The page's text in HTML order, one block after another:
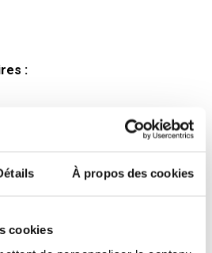
À propos des cookies
cookies
:
du